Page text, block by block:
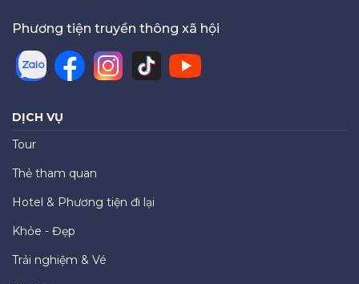
Phương tiện truyền thông xã hội
DỊCH VỤ
Tour
Thẻ tham quan
Hotel & Phương tiện đi lại
Khỏe - Đẹp
Trải nghiệm & Vé